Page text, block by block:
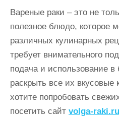
Вареные раки – это не
полезное блюдо, которое
различных кулинарных
требует внимательного
подача и использование
раскрыть все их вкусовые
хотите попробовать
посетить сайт volga-raki.ru